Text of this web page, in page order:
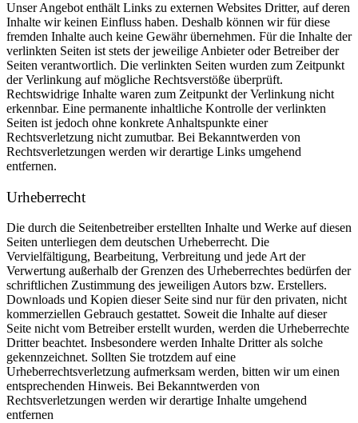
Unser Angebot enthält Links zu externen Websites Dritter, auf deren
Inhalte wir keinen Einfluss haben. Deshalb können wir für diese
fremden Inhalte auch keine Gewähr übernehmen. Für die Inhalte der
verlinkten Seiten ist stets der jeweilige Anbieter oder Betreiber der
Seiten verantwortlich. Die verlinkten Seiten wurden zum Zeitpunkt
der Verlinkung auf mögliche Rechtsverstöße überprüft.
Rechtswidrige Inhalte waren zum Zeitpunkt der Verlinkung nicht
erkennbar. Eine permanente inhaltliche Kontrolle der verlinkten
Seiten ist jedoch ohne konkrete Anhaltspunkte einer
Rechtsverletzung nicht zumutbar. Bei Bekanntwerden von
Rechtsverletzungen werden wir derartige Links umgehend
entfernen.
Urheberrecht
Die durch die Seitenbetreiber erstellten Inhalte und Werke auf diesen
Seiten unterliegen dem deutschen Urheberrecht. Die
Vervielfältigung, Bearbeitung, Verbreitung und jede Art der
Verwertung außerhalb der Grenzen des Urheberrechtes bedürfen der
schriftlichen Zustimmung des jeweiligen Autors bzw. Erstellers.
Downloads und Kopien dieser Seite sind nur für den privaten, nicht
kommerziellen Gebrauch gestattet. Soweit die Inhalte auf dieser
Seite nicht vom Betreiber erstellt wurden, werden die Urheberrechte
Dritter beachtet. Insbesondere werden Inhalte Dritter als solche
gekennzeichnet. Sollten Sie trotzdem auf eine
Urheberrechtsverletzung aufmerksam werden, bitten wir um einen
entsprechenden Hinweis. Bei Bekanntwerden von
Rechtsverletzungen werden wir derartige Inhalte umgehend
entfernen